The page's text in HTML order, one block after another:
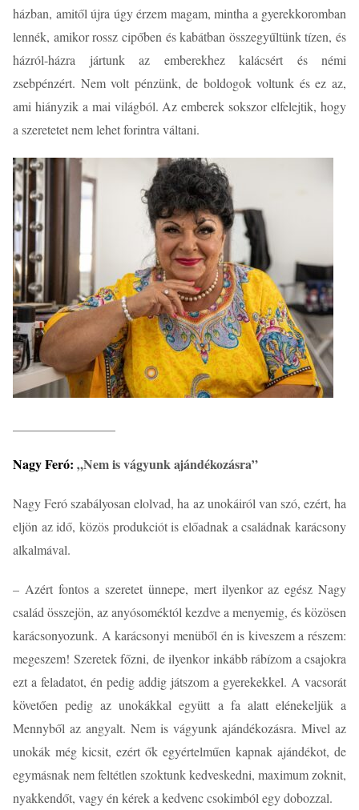
házban, amitől újra úgy érzem magam, mintha a gyerekkoromban
lennék, amikor rossz cipőben és kabátban összegyűltünk tízen, és
házról-házra jártunk az emberekhez kalácsért és némi
zsebpénzért. Nem volt pénzünk, de boldogok voltunk és ez az,
ami hiányzik a mai világból. Az emberek sokszor elfelejtik, hogy
a szeretetet nem lehet forintra váltani.
Nagy Feró: „Nem is vágyunk ajándékozásra”
Nagy Feró szabályosan elolvad, ha az unokáiról van szó, ezért, ha
eljön az idő, közös produkciót is előadnak a családnak karácsony
alkalmával.
– Azért fontos a szeretet ünnepe, mert ilyenkor az egész Nagy
család összejön, az anyósoméktól kezdve a menyemig, és közösen
karácsonyozunk. A karácsonyi menüből én is kiveszem a részem:
megeszem! Szeretek főzni, de ilyenkor inkább rábízom a csajokra
ezt a feladatot, én pedig addig játszom a gyerekekkel. A vacsorát
követően pedig az unokákkal együtt a fa alatt elénekeljük a
Mennyből az angyalt. Nem is vágyunk ajándékozásra. Mivel az
unokák még kicsit, ezért ők egyértelműen kapnak ajándékot, de
egymásnak nem feltétlen szoktunk kedveskedni, maximum zoknit,
nyakkendőt, vagy én kérek a kedvenc csokimból egy dobozzal.